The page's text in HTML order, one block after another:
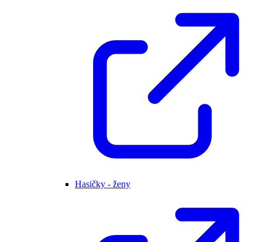
Hasičky - ženy